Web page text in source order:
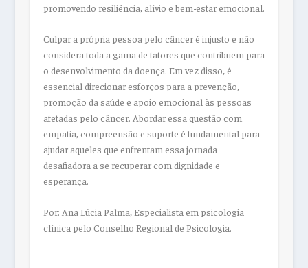
promovendo resiliência, alívio e bem-estar emocional.
Culpar a própria pessoa pelo câncer é injusto e não
considera toda a gama de fatores que contribuem para
o desenvolvimento da doença. Em vez disso, é
essencial direcionar esforços para a prevenção,
promoção da saúde e apoio emocional às pessoas
afetadas pelo câncer. Abordar essa questão com
empatia, compreensão e suporte é fundamental para
ajudar aqueles que enfrentam essa jornada
desafiadora a se recuperar com dignidade e
esperança.
Por: Ana Lúcia Palma, Especialista em psicologia
clínica pelo Conselho Regional de Psicologia.